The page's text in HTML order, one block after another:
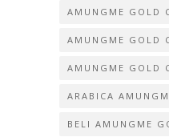
AMUNGME GOLD
AMUNGME GOLD
AMUNGME GOLD
ARABICA
BELI AMUNGME